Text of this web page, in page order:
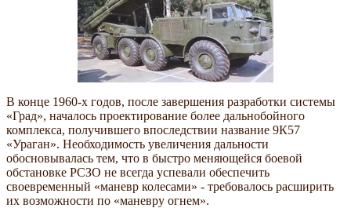
В конце 1960-х годов, после завершения разработки системы
Град , началось проектирование более дальнобойного
комплекса, получившего впоследствии название 9К57
Ураган . Необходимость увеличения дальности
обосновывалась тем, что в быстро меняющейся боевой
обстановке РСЗО не всегда успевали обеспечить
своевременный
маневр колесами
- требовалось расширить
их возможности по
маневру огнем .